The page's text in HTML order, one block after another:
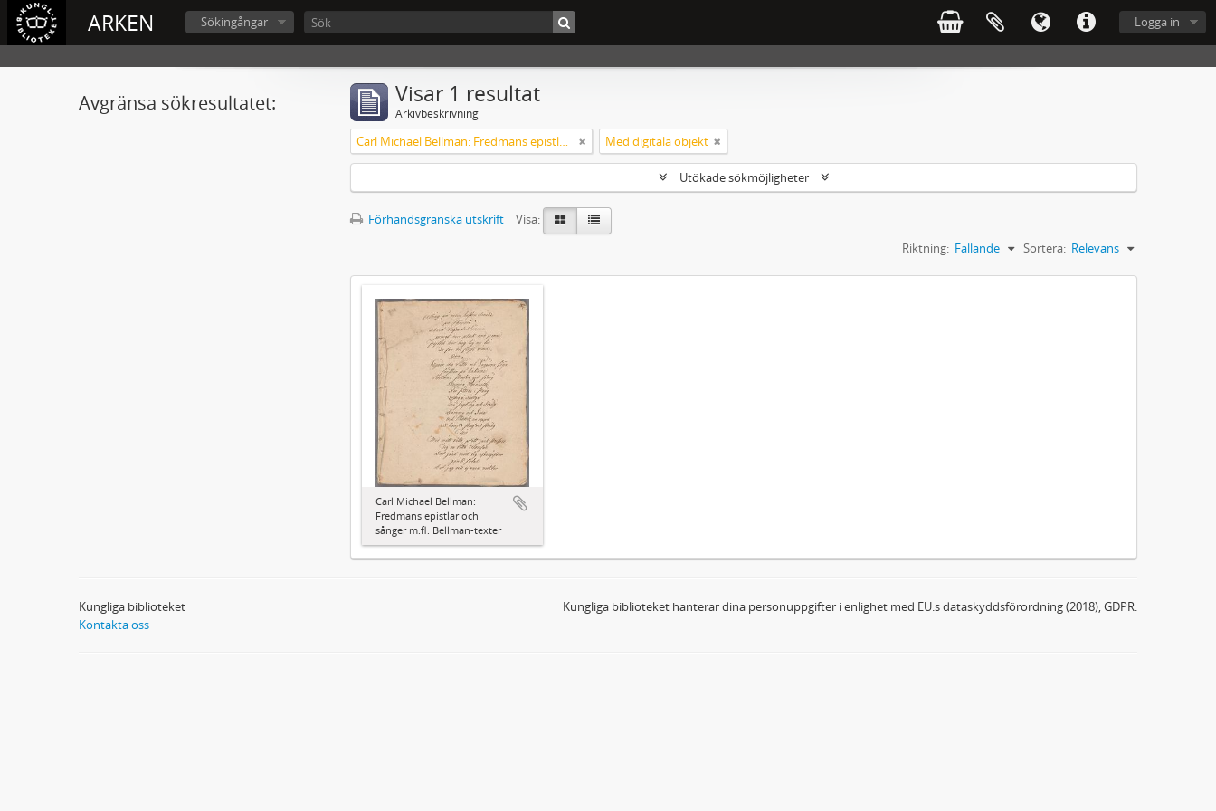
ARKEN Logga in
Sökingångar
Avgränsa sökresultatet: Visar 1 resultat
Arkivbeskrivning
Carl Michael Bellman: Fredmans epistlar och sånger m.fl. Bellman-texter Med digitala objekt
Utökade sökmöjligheter
Förhandsgranska utskrift
Visa:
Sortera: Relevans
Riktning: Fallande
Carl Michael Bellman:
Fredmans epistlar och
sånger m.fl. Bellman-texter
Kungliga biblioteket
Kontakta oss
Kungliga biblioteket hanterar dina personuppgifter i enlighet med EU:s dataskyddsförordning (2018), GDPR.